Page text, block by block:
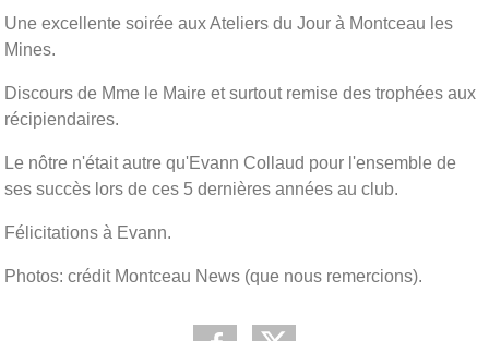
Une excellente soirée aux Ateliers du Jour à Montceau les
Mines.
Discours de Mme le Maire et surtout remise des trophées aux
récipiendaires.
Le nôtre n'était autre qu'Evann Collaud pour l'ensemble de
ses succès lors de ces 5 dernières années au club.
Félicitations à Evann.
Photos: crédit Montceau News (que nous remercions).